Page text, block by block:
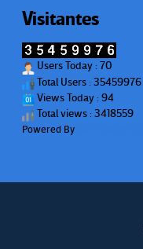
Visitantes
Users Today : 70
Total Users : 35459976
Views Today : 94
Total views : 3418559
Powered By